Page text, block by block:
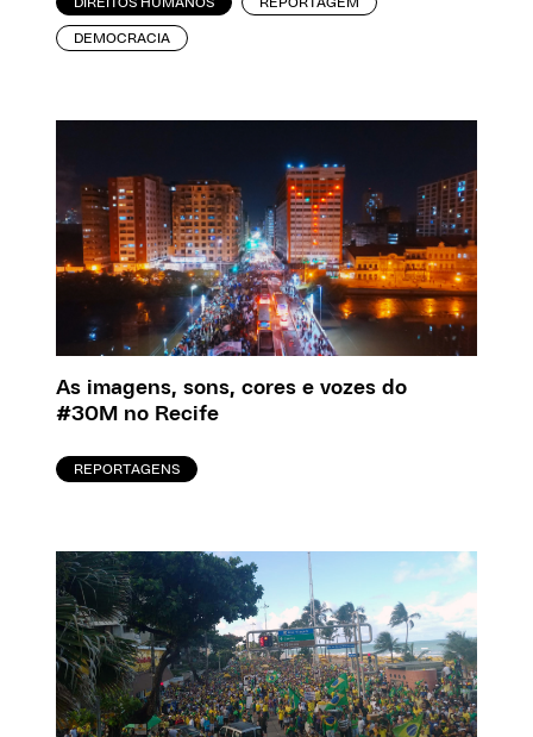
DEMOCRACIA
As imagens, sons, cores e vozes do
#30M no Recife
REPORTAGENS